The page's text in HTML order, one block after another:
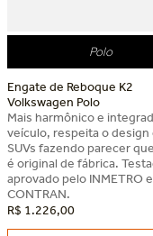
Polo
Engate de Reboque K2
Volkswagen Polo
Mais harmônico e
veículo, respeita o design
SUVs fazendo parecer
é original de fábrica.
aprovado pelo INMETRO e
CONTRAN.
R$ 1.226,00